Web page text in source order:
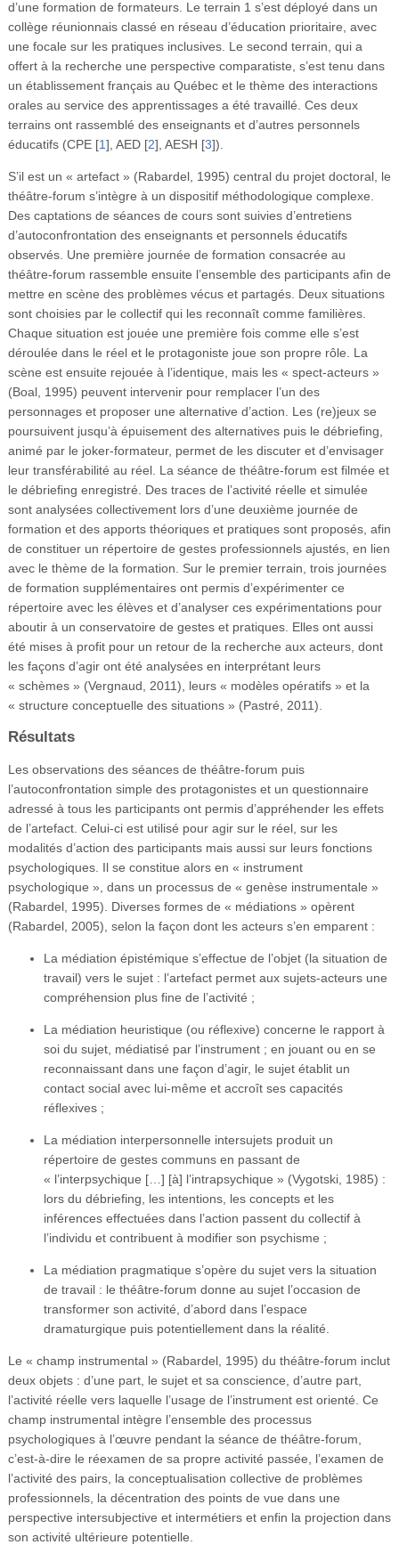
d’une formation de formateurs. Le terrain 1 s’est déployé dans un
collège réunionnais classé en réseau d’éducation prioritaire, avec
une focale sur les pratiques inclusives. Le second terrain, qui a
offert à la recherche une perspective comparatiste, s’est tenu dans
un établissement français au Québec et le thème des interactions
orales au service des apprentissages a été travaillé. Ces deux
terrains ont rassemblé des enseignants et d’autres personnels
éducatifs (CPE[1] , AED[2] , AESH [3]).
S’il est un « artefact » (Rabardel, 1995) central du projet doctoral, le
théâtre-forum s’intègre à un dispositif méthodologique complexe.
Des captations de séances de cours sont suivies d’entretiens
d’autoconfrontation des enseignants et personnels éducatifs
observés. Une première journée de formation consacrée au
théâtre-forum rassemble ensuite l’ensemble des participants afin de
mettre en scène des problèmes vécus et partagés. Deux situations
sont choisies par le collectif qui les reconnaît comme familières.
Chaque situation est jouée une première fois comme elle s’est
déroulée dans le réel et le protagoniste joue son propre rôle. La
scène est ensuite rejouée à l’identique, mais les « spect-acteurs »
(Boal, 1995) peuvent intervenir pour remplacer l’un des
personnages et proposer une alternative d’action. Les (re)jeux se
poursuivent jusqu’à épuisement des alternatives puis le débriefing,
animé par le joker-formateur, permet de les discuter et d’envisager
leur transférabilité au réel. La séance de théâtre-forum est filmée et
le débriefing enregistré. Des traces de l’activité réelle et simulée
sont analysées collectivement lors d’une deuxième journée de
formation et des apports théoriques et pratiques sont proposés, afin
de constituer un répertoire de gestes professionnels ajustés, en lien
avec le thème de la formation. Sur le premier terrain, trois journées
de formation supplémentaires ont permis d’expérimenter ce
répertoire avec les élèves et d’analyser ces expérimentations pour
aboutir à un conservatoire de gestes et pratiques. Elles ont aussi
été mises à profit pour un retour de la recherche aux acteurs, dont
les façons d’agir ont été analysées en interprétant leurs
« schèmes » (Vergnaud, 2011), leurs « modèles opératifs » et la
« structure conceptuelle des situations » (Pastré, 2011).
Résultats
Les observations des séances de théâtre-forum puis
l’autoconfrontation simple des protagonistes et un questionnaire
adressé à tous les participants ont permis d’appréhender les effets
de l’artefact. Celui-ci est utilisé pour agir sur le réel, sur les
modalités d’action des participants mais aussi sur leurs fonctions
psychologiques. Il se constitue alors en « instrument
psychologique », dans un processus de « genèse instrumentale »
(Rabardel, 1995). Diverses formes de « médiations » opèrent
(Rabardel, 2005), selon la façon dont les acteurs s’en emparent :
La médiation épistémique s’effectue de l’objet (la situation de
travail) vers le sujet : l’artefact permet aux sujets-acteurs une
compréhension plus fine de l’activité ;
La médiation heuristique (ou réflexive) concerne le rapport à
soi du sujet, médiatisé par l’instrument ; en jouant ou en se
reconnaissant dans une façon d’agir, le sujet établit un
contact social avec lui-même et accroît ses capacités
réflexives ;
La médiation interpersonnelle intersujets produit un
répertoire de gestes communs en passant de
« l’interpsychique […] [à] l’intrapsychique » (Vygotski, 1985) :
lors du débriefing, les intentions, les concepts et les
inférences effectuées dans l’action passent du collectif à
l’individu et contribuent à modifier son psychisme ;
La médiation pragmatique s’opère du sujet vers la situation
de travail : le théâtre-forum donne au sujet l’occasion de
transformer son activité, d’abord dans l’espace
dramaturgique puis potentiellement dans la réalité.
Le « champ instrumental » (Rabardel, 1995) du théâtre-forum inclut
deux objets : d’une part, le sujet et sa conscience, d’autre part,
l’activité réelle vers laquelle l’usage de l’instrument est orienté. Ce
champ instrumental intègre l’ensemble des processus
psychologiques à l’œuvre pendant la séance de théâtre-forum,
c’est-à-dire le réexamen de sa propre activité passée, l’examen de
l’activité des pairs, la conceptualisation collective de problèmes
professionnels, la décentration des points de vue dans une
perspective intersubjective et intermétiers et enfin la projection dans
son activité ultérieure potentielle.